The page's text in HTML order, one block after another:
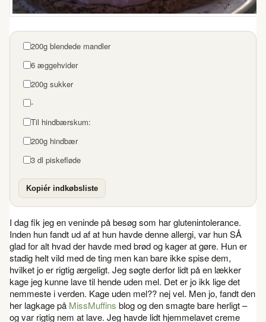
200g blendede mandler
6 æggehvider
200g sukker
-
Til hindbærskum:
200g hindbær
3 dl piskefløde
Kopiér indkøbsliste
I dag fik jeg en veninde på besøg som har glutenintolerance.
Inden hun fandt ud af at hun havde denne allergi, var hun SÅ
glad for alt hvad der havde med brød og kager at gøre. Hun er
stadig helt vild med de ting men kan bare ikke spise dem,
hvilket jo er rigtig ærgeligt. Jeg søgte derfor lidt på en lækker
kage jeg kunne lave til hende uden mel. Det er jo ikk lige det
nemmeste i verden. Kage uden mel?? nej vel. Men jo, fandt den
her lagkage på MissMuffins blog og den smagte bare herligt –
og var rigtig nem at lave. Jeg havde lidt hjemmelavet creme